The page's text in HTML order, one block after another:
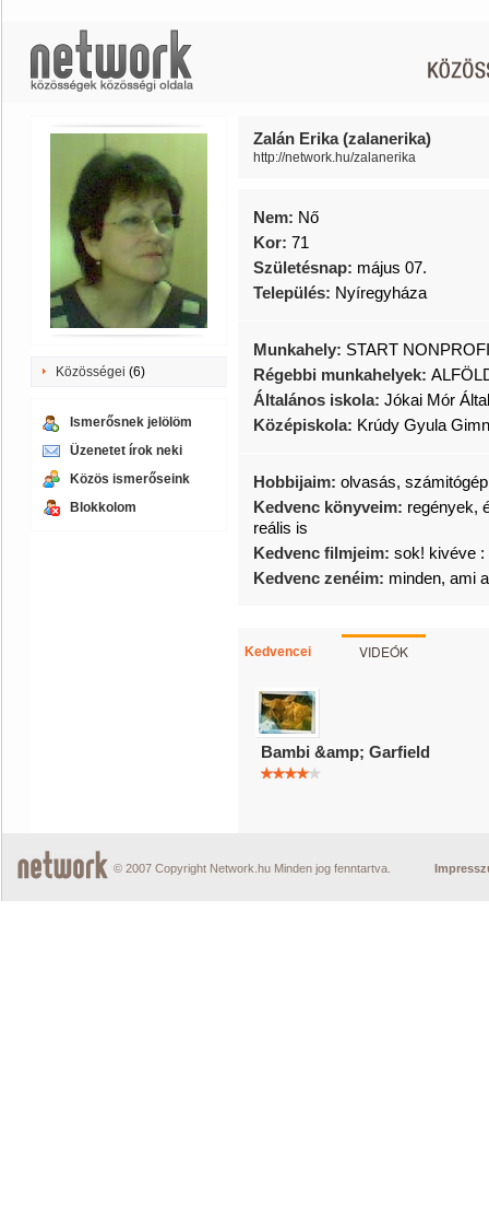
Közösségei (6)
Ismerősnek jelölöm
Üzenetet írok neki
Közös ismerőseink
Blokkolom
Zalán Erika (zalanerika)
http://network.hu/zalanerika
Nem: Nő
Kor: 71
Születésnap: május 07.
Település: Nyíregyháza
Munkahely: START
Régebbi munkahelyek:
Általános iskola: Jókai Mór
Középiskola: Krúdy Gyula
Hobbijaim: olvasás,
Kedvenc könyveim: regények,
reális is
Kedvenc filmjeim: sok! kivéve :
Kedvenc zenéim: minden, ami
Kedvencei VIDEÓK
Bambi &amp; Garfield
© 2007 Copyright Network.hu Minden jog fenntartva.